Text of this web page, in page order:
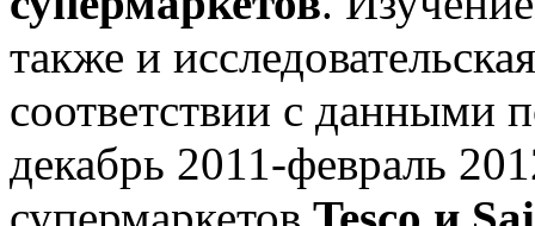
также и
соответствии с данными
декабрь 2011-февраль